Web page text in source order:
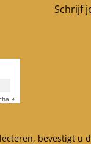
Schrijf
⇗
bevestigt u